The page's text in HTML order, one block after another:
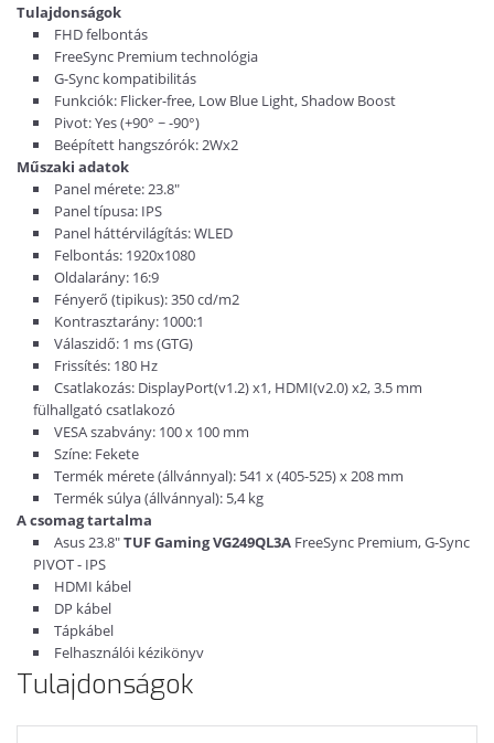
Tulajdonságok
FHD felbontás
FreeSync Premium technológia
G-Sync kompatibilitás
Funkciók: Flicker-free, Low Blue Light, Shadow Boost
Pivot: Yes (+90° ~ -90°)
Beépített hangszórók: 2Wx2
Műszaki adatok
Panel mérete: 23.8"
Panel típusa: IPS
Panel háttérvilágítás: WLED
Felbontás: 1920x1080
Oldalarány: 16:9
Fényerő (tipikus): 350 cd/m2
Kontrasztarány: 1000:1
Válaszidő: 1 ms (GTG)
Frissítés: 180 Hz
Csatlakozás: DisplayPort(v1.2) x1, HDMI(v2.0) x2, 3.5 mm
fülhallgató csatlakozó
VESA szabvány: 100 x 100 mm
Színe: Fekete
Termék mérete (állvánnyal): 541 x (405-525) x 208 mm
Termék súlya (állvánnyal): 5,4 kg
A csomag tartalma
Asus 23.8"TUF Gaming VG249QL3A FreeSync Premium, G-Sync
PIVOT - IPS
HDMI kábel
DP kábel
Tápkábel
Felhasználói kézikönyv
Tulajdonságok